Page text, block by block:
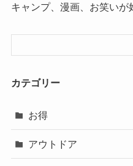
キャンプ、漫画、お笑いが
カテゴリー
お得
アウトドア